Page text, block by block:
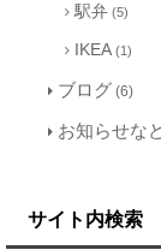
駅弁 (5)
IKEA (1)
ブログ (6)
お知らせな
サイト内検索